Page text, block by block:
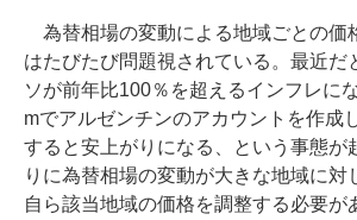
為替相場の変動による地域ごとの価
はたびたび問題視されている。最近だ
ソが前年比100％を超えるインフレに
mでアルゼンチンのアカウントを作成
すると安上がりになる、という事態が
りに為替相場の変動が大きな地域に対
自ら該当地域の価格を調整する必要が